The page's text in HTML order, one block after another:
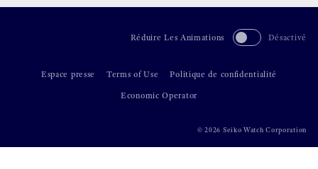
Réduire Les Animations Désactivé
Espace presse Terms of Use Politique de confidentialité
Economic Operator
©2026 Seiko Watch Corporation